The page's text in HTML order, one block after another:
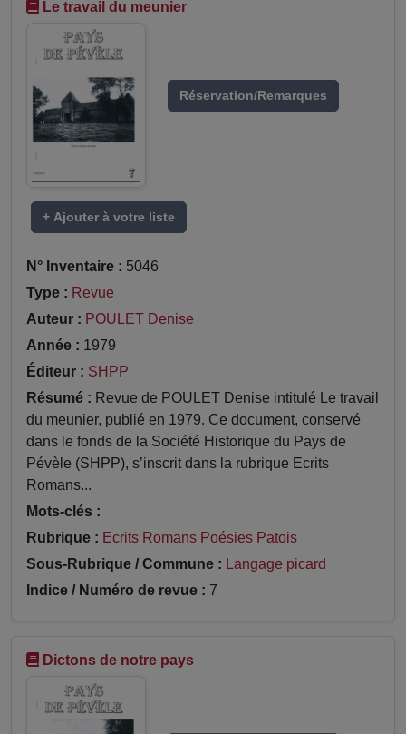
Le travail du meunier
Réservation/Remarques
+ Ajouter à votre liste
N° Inventaire : 5046
Type : Revue
Auteur : POULET Denise
Année : 1979
Éditeur : SHPP
Résumé : Revue de POULET Denise intitulé Le travail
du meunier, publié en 1979. Ce document, conservé
dans le fonds de la Société Historique du Pays de
Pévèle (SHPP), s’inscrit dans la rubrique Ecrits
Romans...
Mots-clés :
Rubrique : Ecrits Romans Poésies Patois
Sous-Rubrique / Commune : Langage picard
Indice / Numéro de revue : 7
Dictons de notre pays